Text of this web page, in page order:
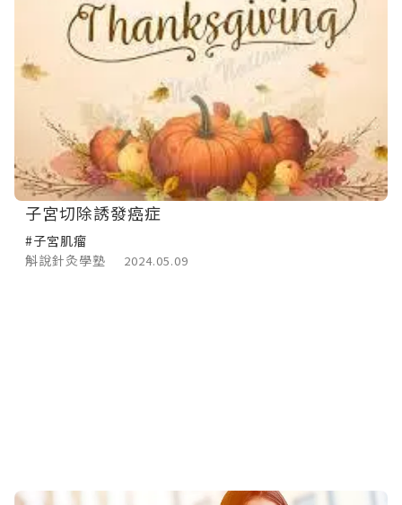
子宮切除誘發癌症
#子宮肌瘤
斛說針灸學塾
2024.05.09